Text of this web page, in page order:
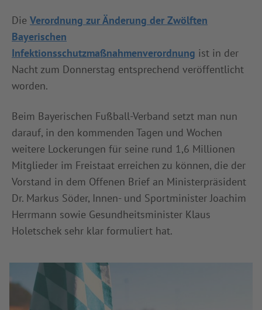
Die Verordnung zur Änderung der Zwölften
Bayerischen
Infektionsschutzmaßnahmenverordnung ist in der
Nacht zum Donnerstag entsprechend veröffentlicht
worden.
Beim Bayerischen Fußball-Verband setzt man nun
darauf, in den kommenden Tagen und Wochen
weitere Lockerungen für seine rund 1,6 Millionen
Mitglieder im Freistaat erreichen zu können, die der
Vorstand in dem Offenen Brief an Ministerpräsident
Dr. Markus Söder, Innen- und Sportminister Joachim
Herrmann sowie Gesundheitsminister Klaus
Holetschek sehr klar formuliert hat.